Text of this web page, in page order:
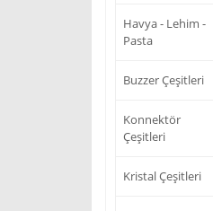
Havya - Lehim -
Pasta
Buzzer Çeşitleri
Konnektör
Çeşitleri
Kristal Çeşitleri